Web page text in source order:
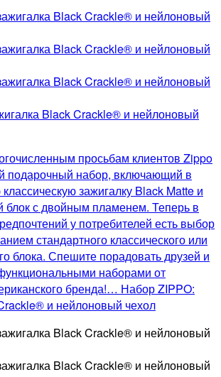
Black Crackle® и нейлоновый
просьбам клиентов Zippo
подарочный набор, включающий в
зажигалку Black Matte и
блок с двойным пламенем. Теперь в
у потребителей есть выбор
стандартного классического или
блока. Спешите порадовать друзей и
наборами от
бренда!… Набор ZIPPO:
и нейлоновый чехол